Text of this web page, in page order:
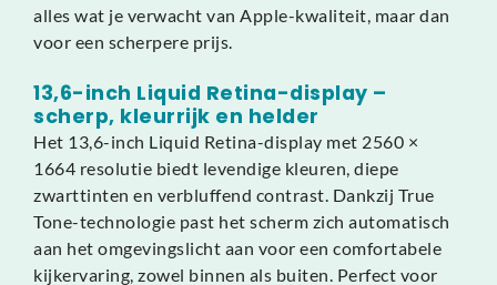
alles wat je verwacht van Apple-kwaliteit, maar dan
voor een scherpere prijs.
13,6-inch Liquid Retina-display –
scherp, kleurrijk en helder
Het 13,6-inch Liquid Retina-display met 2560 ×
1664 resolutie biedt levendige kleuren, diepe
zwarttinten en verbluffend contrast. Dankzij True
Tone-technologie past het scherm zich automatisch
aan het omgevingslicht aan voor een comfortabele
kijkervaring, zowel binnen als buiten. Perfect voor